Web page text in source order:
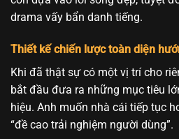
drama vấy bẩn danh tiếng.
Thiết kế chiến lược toàn diện
Khi đã thật sự có một vị trí cho
bắt đầu đưa ra những mục tiêu
hiệu. Anh muốn nhà cái tiếp tục
“đề cao trải nghiệm người dùng”.